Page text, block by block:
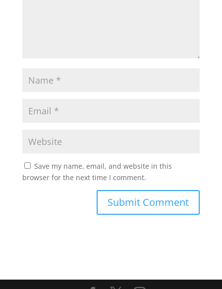
Save my name, email, and website in this
browser for the next time I comment.